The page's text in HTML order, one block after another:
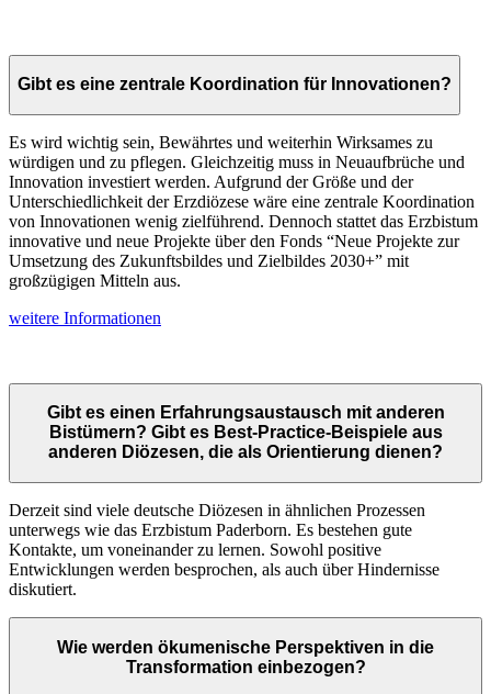
Gibt es eine zentrale Koordination für Innovationen?
Es wird wichtig sein, Bewährtes und weiterhin Wirksames zu
würdigen und zu pflegen. Gleichzeitig muss in Neuaufbrüche und
Innovation investiert werden. Aufgrund der Größe und der
Unterschiedlichkeit der Erzdiözese wäre eine zentrale Koordination
von Innovationen wenig zielführend. Dennoch stattet das Erzbistum
innovative und neue Projekte über den Fonds “Neue Projekte zur
Umsetzung des Zukunftsbildes und Zielbildes 2030+” mit
großzügigen Mitteln aus.
weitere Informationen
Gibt es einen Erfahrungsaustausch mit anderen
Bistümern? Gibt es Best-Practice-Beispiele aus
anderen Diözesen, die als Orientierung dienen?
Derzeit sind viele deutsche Diözesen in ähnlichen Prozessen
unterwegs wie das Erzbistum Paderborn. Es bestehen gute
Kontakte, um voneinander zu lernen. Sowohl positive
Entwicklungen werden besprochen, als auch über Hindernisse
diskutiert.
Wie werden ökumenische Perspektiven in die
Transformation einbezogen?